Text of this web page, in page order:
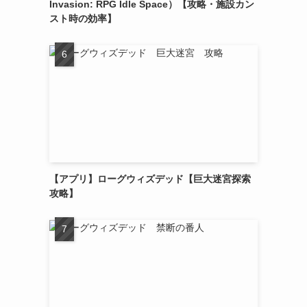
Invasion: RPG Idle Space）【攻略・施設カン
スト時の効率】
【アプリ】ローグウィズデッド【巨大迷宮探索
攻略】